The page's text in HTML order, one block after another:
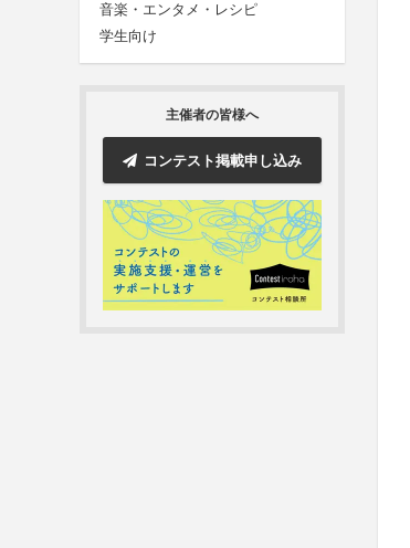
音楽・エンタメ・レシピ
学生向け
主催者の皆様へ
コンテスト掲載申し込み